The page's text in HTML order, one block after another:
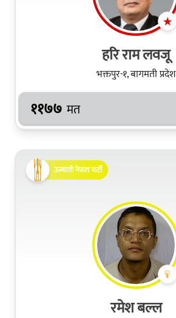
हरि राम लवजू
भक्तपुर-१, बागमती प्रदेश
११७७ मत
उज्यालो नेपाल पार्टी
रमेश बल्ल